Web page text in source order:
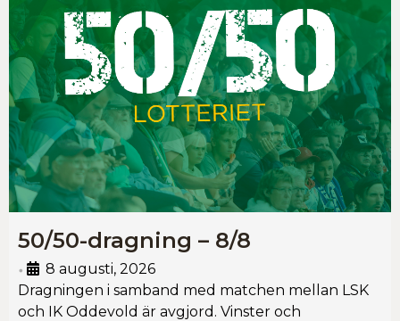
50/50-dragning – 8/8
•
8 augusti, 2026
Dragningen i samband med matchen mellan LSK
och IK Oddevold är avgjord. Vinster och